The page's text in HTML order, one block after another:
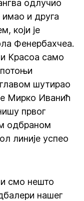
одлучио
имао и друга
који је
Фенербахчеа.
Красоа само
шутирао
Мирко Иванић
првог
одбраном
линије успео
смо нешто
нашег